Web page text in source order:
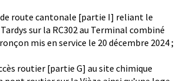
route cantonale [partie I] reliant le
sur la RC302 au Terminal combiné
mis en service le 20 décembre 2024 ;
routier [partie G] au site chimique